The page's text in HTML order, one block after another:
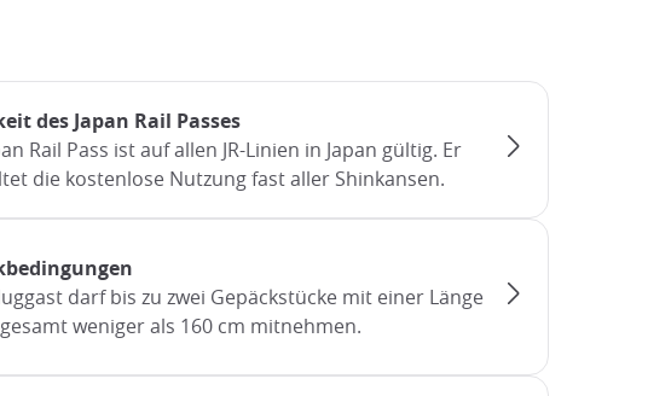
des Japan Rail Passes
Rail Pass ist auf allen JR-Linien in Japan gültig. Er
die kostenlose Nutzung fast aller Shinkansen.
darf bis zu zwei Gepäckstücke mit einer Länge
weniger als 160 cm mitnehmen.